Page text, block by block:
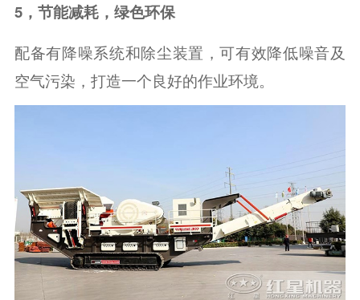
5，节能减耗，绿色环保
配备有降噪系统和除尘装置，可有效降低噪音及
空气污染，打造一个良好的作业环境。